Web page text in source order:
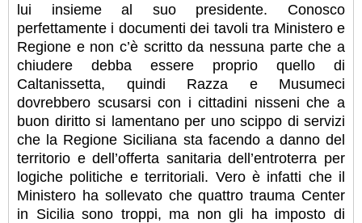
lui insieme al suo presidente. Conosco
perfettamente i documenti dei tavoli tra Ministero e
Regione e non c’è scritto da nessuna parte che a
chiudere debba essere proprio quello di
Caltanissetta, quindi Razza e Musumeci
dovrebbero scusarsi con i cittadini nisseni che a
buon diritto si lamentano per uno scippo di servizi
che la Regione Siciliana sta facendo a danno del
territorio e dell’offerta sanitaria dell’entroterra per
logiche politiche e territoriali. Vero è infatti che il
Ministero ha sollevato che quattro trauma Center
in Sicilia sono troppi, ma non gli ha imposto di